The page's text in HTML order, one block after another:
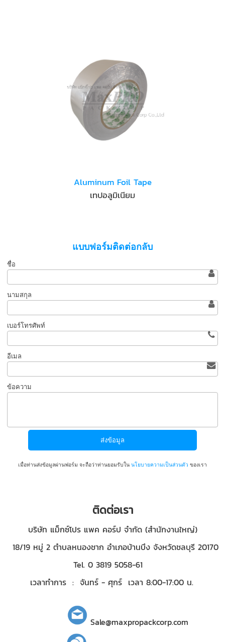
Aluminum Foil Tape
เทปอลูมิเนียม
แบบฟอร์มติดต่อกลับ
ชื่อ
นามสกุล
เบอร์โทรศัพท์
อีเมล
ข้อความ
เมื่อท่านส่งข้อมูลผ่านฟอร์ม จะถือว่าท่านยอมรับใน นโยบายความเป็นส่วนตัว ของเรา
ติดต่อเรา
บริษัท แม็กซ์โปร แพค คอร์ป จำกัด (สำนักงานใหญ่)
18/19 หมู่ 2 ตำบลหนองชาก อำเภอบ้านบึง จังหวัดชลบุรี 20170
Tel. 0 3819 5058-61
เวลาทำการ : จันทร์ - ศุกร์ เวลา 8:00-17:00 น.
Sale@maxpropackcorp.com